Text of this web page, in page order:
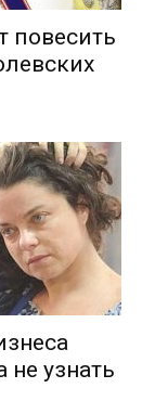
повесить
узнать